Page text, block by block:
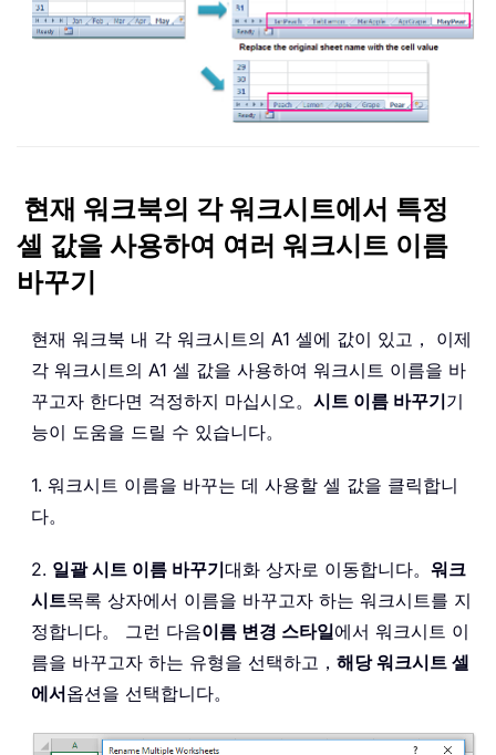
현재 워크북의 각 워크시트에서 특정
셀 값을 사용하여 여러 워크시트 이름
바꾸기
현재 워크북 내 각 워크시트의 A1 셀에 값이 있고， 이제
각 워크시트의 A1 셀 값을 사용하여 워크시트 이름을 바
꾸고자 한다면 걱정하지 마십시오。 시트 이름 바꾸기기
능이 도움을 드릴 수 있습니다。
1. 워크시트 이름을 바꾸는 데 사용할 셀 값을 클릭합니
다。
2. 일괄 시트 이름 바꾸기대화 상자로 이동합니다。 워크
시트목록 상자에서 이름을 바꾸고자 하는 워크시트를 지
정합니다。 그런 다음이름 변경 스타일에서 워크시트 이
름을 바꾸고자 하는 유형을 선택하고， 해당 워크시트 셀
에서옵션을 선택합니다。